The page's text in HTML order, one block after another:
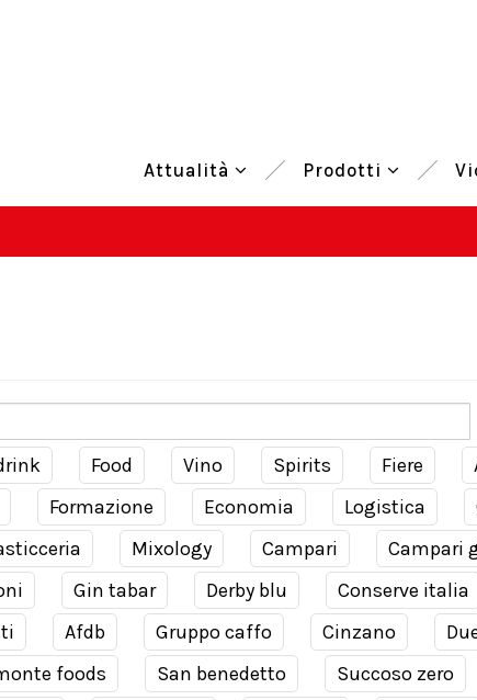
Attualità Prodotti
Food Vino Spirits Fiere
Formazione Economia Logistica
Mixology Campari
Campari
Gin tabar Derby blu
Conserve italia
Afdb Gruppo caffo Cinzano
foods San benedetto
Succoso zero